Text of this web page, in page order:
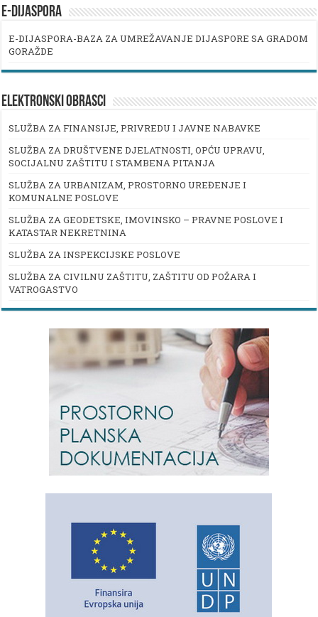
E-DIJASPORA
E-DIJASPORA-BAZA ZA UMREŽAVANJE DIJASPORE SA GRADOM
GORAŽDE
ELEKTRONSKI OBRASCI
SLUŽBA ZA FINANSIJE, PRIVREDU I JAVNE NABAVKE
SLUŽBA ZA DRUŠTVENE DJELATNOSTI, OPĆU UPRAVU,
SOCIJALNU ZAŠTITU I STAMBENA PITANJA
SLUŽBA ZA URBANIZAM, PROSTORNO UREĐENJE I
KOMUNALNE POSLOVE
SLUŽBA ZA GEODETSKE, IMOVINSKO – PRAVNE POSLOVE I
KATASTAR NEKRETNINA
SLUŽBA ZA INSPEKCIJSKE POSLOVE
SLUŽBA ZA CIVILNU ZAŠTITU, ZAŠTITU OD POŽARA I
VATROGASTVO